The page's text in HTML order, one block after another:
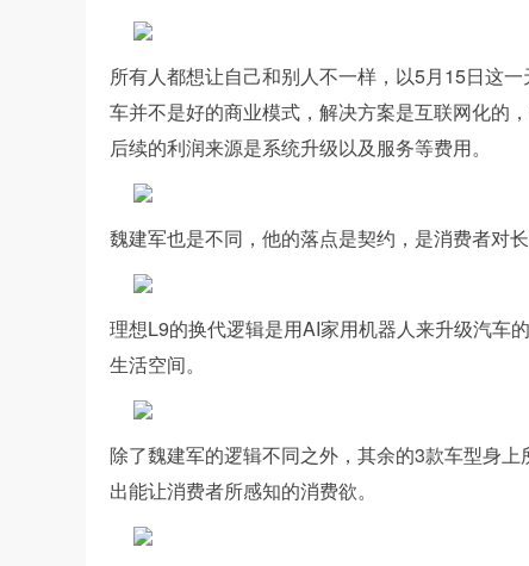
所有人都想让自己和别人不一样，以5月15日这
车并不是好的商业模式，解决方案是互联网化的
后续的利润来源是系统升级以及服务等费用。
魏建军也是不同，他的落点是契约，是消费者对长
理想L9的换代逻辑是用AI家用机器人来升级汽车
生活空间。
除了魏建军的逻辑不同之外，其余的3款车型身
出能让消费者所感知的消费欲。